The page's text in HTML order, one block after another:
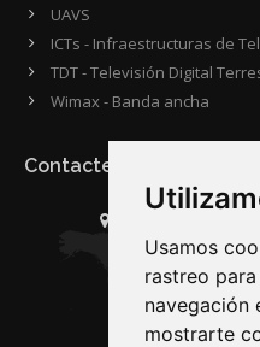
Usamos
rastreo
navegación
mostrarte
UAVS
ICTs - Infraestructuras de
TDT - Televisión Digital
Wimax - Banda ancha
Contacte con nosotros
Código Postal
Teléfono:
Para Fax:
Email: